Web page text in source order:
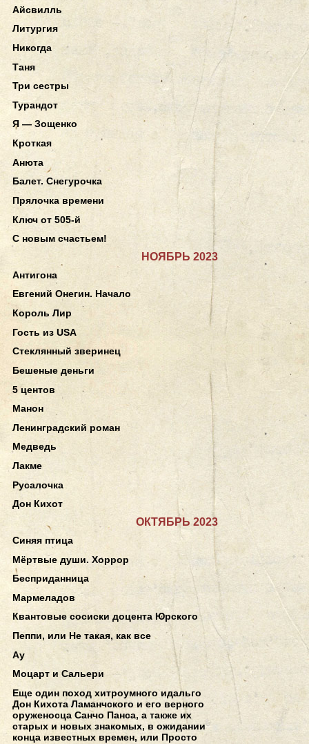
Айсвилль
Литургия
Никогда
Таня
Три сестры
Турандот
Я — Зощенко
Кроткая
Анюта
Балет. Снегурочка
Прялочка времени
Ключ от 505-й
С новым счастьем!
НОЯБРЬ 2023
Антигона
Евгений Онегин. Начало
Король Лир
Гость из USA
Стеклянный зверинец
Бешеные деньги
5 центов
Манон
Ленинградский роман
Медведь
Лакме
Русалочка
Дон Кихот
ОКТЯБРЬ 2023
Синяя птица
Мёртвые души. Хоррор
Бесприданница
Мармеладов
Квантовые сосиски доцента Юрского
Пеппи, или Не такая, как все
Ау
Моцарт и Сальери
Еще один поход хитроумного идальго
Дон Кихота Ламанчского и его верного
оруженосца Санчо Панса, а также их
старых и новых знакомых, в ожидании
конца известных времен, или Просто